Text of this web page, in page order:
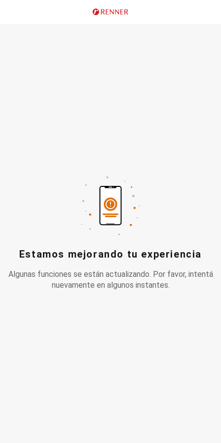
Estamos mejorando tu experiencia
Algunas funciones se están actualizando. Por favor, intentá
nuevamente en algunos instantes.